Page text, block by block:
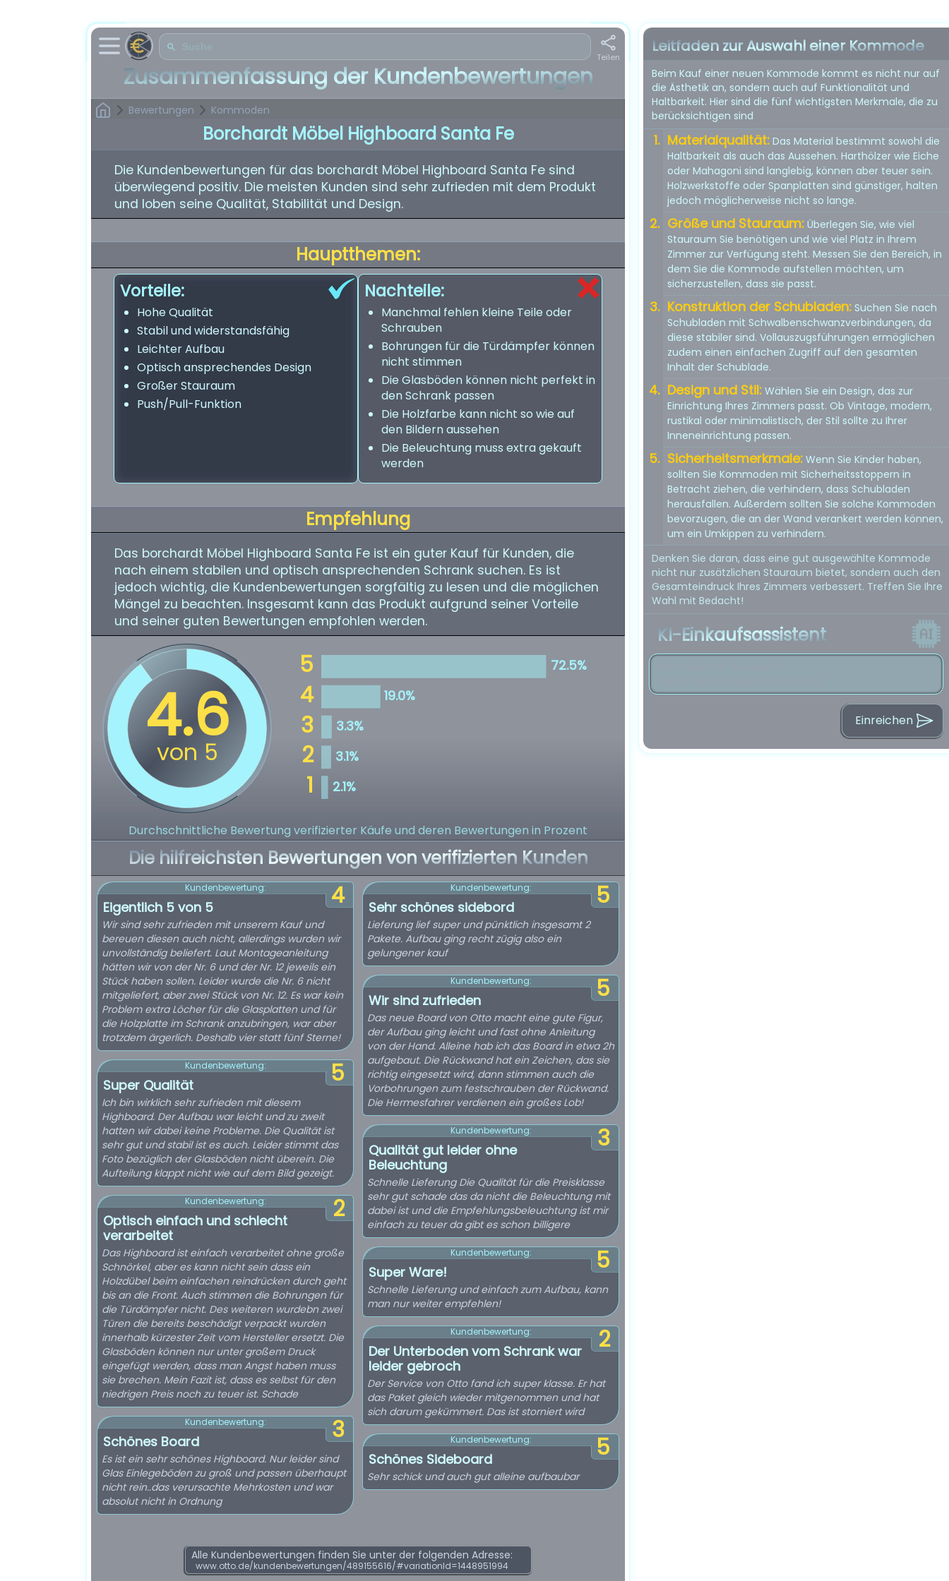
Teilen
Zusammenfassung der Kundenbewertungen
Bewertungen Kommoden
Borchardt Möbel Highboard Santa Fe
Die Kundenbewertungen für das borchardt Möbel Highboard Santa Fe sind
überwiegend positiv. Die meisten Kunden sind sehr zufrieden mit dem Produkt
und loben seine Qualität, Stabilität und Design.
Hauptthemen:
Vorteile:
Hohe Qualität
Stabil und widerstandsfähig
Leichter Aufbau
Optisch ansprechendes Design
Großer Stauraum
Push/Pull-Funktion
Nachteile:
Manchmal fehlen kleine Teile oder
Schrauben
Bohrungen für die Türdämpfer können
nicht stimmen
Die Glasböden können nicht perfekt in
den Schrank passen
Die Holzfarbe kann nicht so wie auf
den Bildern aussehen
Die Beleuchtung muss extra gekauft
werden
Empfehlung
Das borchardt Möbel Highboard Santa Fe ist ein guter Kauf für Kunden, die
nach einem stabilen und optisch ansprechenden Schrank suchen. Es ist
jedoch wichtig, die Kundenbewertungen sorgfältig zu lesen und die möglichen
Mängel zu beachten. Insgesamt kann das Produkt aufgrund seiner Vorteile
und seiner guten Bewertungen empfohlen werden.
Durchschnittliche Bewertung verifizierter Käufe und deren Bewertungen in Prozent
Die hilfreichsten Bewertungen von verifizierten Kunden
4
Kundenbewertung:
Eigentlich 5 von 5
Wir sind sehr zufrieden mit unserem Kauf und
bereuen diesen auch nicht, allerdings wurden wir
unvollständig beliefert. Laut Montageanleitung
hätten wir von der Nr. 6 und der Nr. 12 jeweils ein
Stück haben sollen. Leider wurde die Nr. 6 nicht
mitgeliefert, aber zwei Stück von Nr. 12. Es war kein
Problem extra Löcher für die Glasplatten und für
die Holzplatte im Schrank anzubringen, war aber
trotzdem ärgerlich. Deshalb vier statt fünf Sterne!
5
Kundenbewertung:
Super Qualität
Ich bin wirklich sehr zufrieden mit diesem
Highboard. Der Aufbau war leicht und zu zweit
hatten wir dabei keine Probleme. Die Qualität ist
sehr gut und stabil ist es auch. Leider stimmt das
Foto bezüglich der Glasböden nicht überein. Die
Aufteilung klappt nicht wie auf dem Bild gezeigt.
2
Kundenbewertung:
Optisch einfach und schlecht
verarbeitet
Das Highboard ist einfach verarbeitet ohne große
Schnörkel, aber es kann nicht sein dass ein
Holzdübel beim einfachen reindrücken durch geht
bis an die Front. Auch stimmen die Bohrungen für
die Türdämpfer nicht. Des weiteren wurdebn zwei
Türen die bereits beschädigt verpackt wurden
innerhalb kürzester Zeit vom Hersteller ersetzt. Die
Glasböden können nur unter großem Druck
eingefügt werden, dass man Angst haben muss
sie brechen. Mein Fazit ist, dass es selbst für den
niedrigen Preis noch zu teuer ist. Schade
3
Kundenbewertung:
Schönes Board
Es ist ein sehr schönes Highboard. Nur leider sind
Glas Einlegeböden zu groß und passen überhaupt
nicht rein..das verursachte Mehrkosten und war
absolut nicht in Ordnung
5
Kundenbewertung:
Sehr schönes sidebord
Lieferung lief super und pünktlich insgesamt 2
Pakete. Aufbau ging recht zügig also ein
gelungener kauf
5
Kundenbewertung:
Wir sind zufrieden
Das neue Board von Otto macht eine gute Figur,
der Aufbau ging leicht und fast ohne Anleitung
von der Hand. Alleine hab ich das Board in etwa 2h
aufgebaut. Die Rückwand hat ein Zeichen, das sie
richtig eingesetzt wird, dann stimmen auch die
Vorbohrungen zum festschrauben der Rückwand.
Die Hermesfahrer verdienen ein großes Lob!
3
Kundenbewertung:
Qualität gut leider ohne
Beleuchtung
Schnelle Lieferung Die Qualität für die Preisklasse
sehr gut schade das da nicht die Beleuchtung mit
dabei ist und die Empfehlungsbeleuchtung ist mir
einfach zu teuer da gibt es schon billigere
5
Kundenbewertung:
Super Ware!
Schnelle Lieferung und einfach zum Aufbau, kann
man nur weiter empfehlen!
2
Kundenbewertung:
Der Unterboden vom Schrank war
leider gebroch
Der Service von Otto fand ich super klasse. Er hat
das Paket gleich wieder mitgenommen und hat
sich darum gekümmert. Das ist storniert wird
5
Kundenbewertung:
Schönes Sideboard
Sehr schick und auch gut alleine aufbaubar
Alle Kundenbewertungen finden Sie unter der folgenden Adresse:
www.otto.de/kundenbewertungen/489155616/#variationId=1448951994
Leitfaden zur Auswahl einer Kommode
Beim Kauf einer neuen Kommode kommt es nicht nur auf
die Ästhetik an, sondern auch auf Funktionalität und
Haltbarkeit. Hier sind die fünf wichtigsten Merkmale, die zu
berücksichtigen sind
Materialqualität: Das Material bestimmt sowohl die
Haltbarkeit als auch das Aussehen. Harthölzer wie Eiche
oder Mahagoni sind langlebig, können aber teuer sein.
Holzwerkstoffe oder Spanplatten sind günstiger, halten
jedoch möglicherweise nicht so lange.
Größe und Stauraum: Überlegen Sie, wie viel
Stauraum Sie benötigen und wie viel Platz in Ihrem
Zimmer zur Verfügung steht. Messen Sie den Bereich, in
dem Sie die Kommode aufstellen möchten, um
sicherzustellen, dass sie passt.
Konstruktion der Schubladen: Suchen Sie nach
Schubladen mit Schwalbenschwanzverbindungen, da
diese stabiler sind. Vollauszugsführungen ermöglichen
zudem einen einfachen Zugriff auf den gesamten
Inhalt der Schublade.
Design und Stil: Wählen Sie ein Design, das zur
Einrichtung Ihres Zimmers passt. Ob Vintage, modern,
rustikal oder minimalistisch, der Stil sollte zu Ihrer
Inneneinrichtung passen.
Sicherheitsmerkmale: Wenn Sie Kinder haben,
sollten Sie Kommoden mit Sicherheitsstoppern in
Betracht ziehen, die verhindern, dass Schubladen
herausfallen. Außerdem sollten Sie solche Kommoden
bevorzugen, die an der Wand verankert werden können,
um ein Umkippen zu verhindern.
Denken Sie daran, dass eine gut ausgewählte Kommode
nicht nur zusätzlichen Stauraum bietet, sondern auch den
Gesamteindruck Ihres Zimmers verbessert. Treffen Sie Ihre
Wahl mit Bedacht!
KI-Einkaufsassistent
Einreichen